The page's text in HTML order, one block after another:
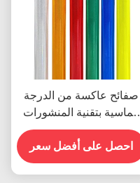
صفائح عاكسة من الدرجة
الماسية بتقنية المنشورات
الدقيقة لعمر خدمة 10
سنوات
احصل على أفضل سعر